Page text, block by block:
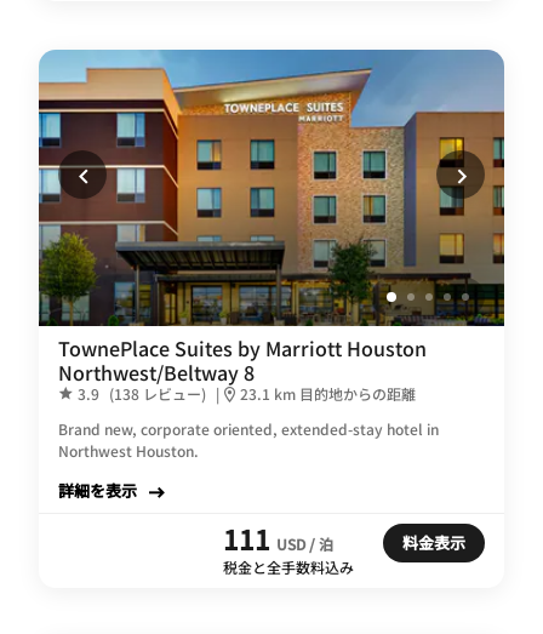
TownePlace Suites by Marriott Houston
Northwest/Beltway 8
3.9 (138 レビュー) |
23.1 km 目的地からの距離
Brand new, corporate oriented, extended-stay hotel in
Northwest Houston.
詳細を表示
111 USD / 泊
税金と全手数料込み
料金表示